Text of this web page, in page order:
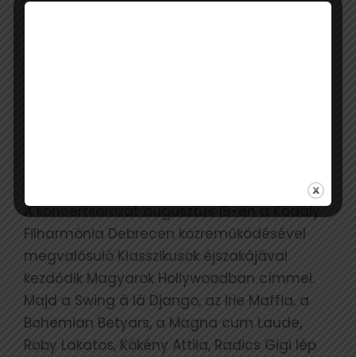
A koncertsorozat augusztus 15-én a Kodály
Filharmónia Debrecen közreműködésével
megvalósuló Klasszikusok éjszakájával
kezdődik Magyarok Hollywoodban címmel.
Majd a Swing á lá Django, az Irie Maffia, a
Bohemian Betyars, a Magna cum Laude,
Roby Lakatos, Kökény Attila, Radics Gigi lép